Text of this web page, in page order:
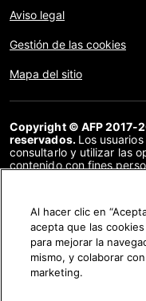
Aviso legal
Gestión de las cookies
Mapa del sitio
Copyright © AFP 2017-
reservados. Los
consultarlo y utilizar las
contenido con fines
distribución del
acuerdo específico
prohibido. Los
presentan o se enlazan
la correcta comprensión
no cuenta con derechos
propietarios del
Al hacer clic en
acepta que las
para mejorar la
mismo, y colaborar
marketing.